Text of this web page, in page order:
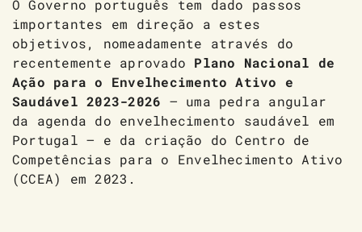
O Governo português tem dado passos
importantes em direção a estes
objetivos, nomeadamente através do
recentemente aprovado Plano Nacional de
Ação para o Envelhecimento Ativo e
Saudável 2023-2026 – uma pedra angular
da agenda do envelhecimento saudável em
Portugal – e da criação do Centro de
Competências para o Envelhecimento Ativo
(CCEA) em 2023.